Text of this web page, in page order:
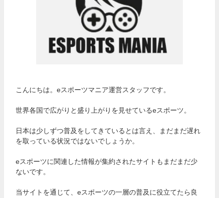
こんにちは。eスポーツマニア運営スタッフです。
世界各国で広がりと盛り上がりを見せているeスポーツ。
日本は少しずつ普及をしてきているとは言え、まだまだ遅れ
を取っている状況ではないでしょうか。
eスポーツに関連した情報が集約されたサイトもまだまだ少
ないです。
当サイトを通じて、eスポーツの一層の普及に役立てたら良